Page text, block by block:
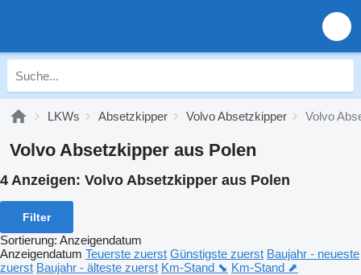
LKWs Absetzkipper Volvo Absetzkipper Volvo
Volvo Absetzkipper aus Polen
4 Anzeigen: Volvo Absetzkipper aus Polen
Filter
Sortierung: Anzeigendatum
Anzeigendatum Teuerste zuerst Günstigste zuerst Baujahr - neueste
zuerst Baujahr - älteste zuerst Km-Stand ⬊ Km-Stand ⬈